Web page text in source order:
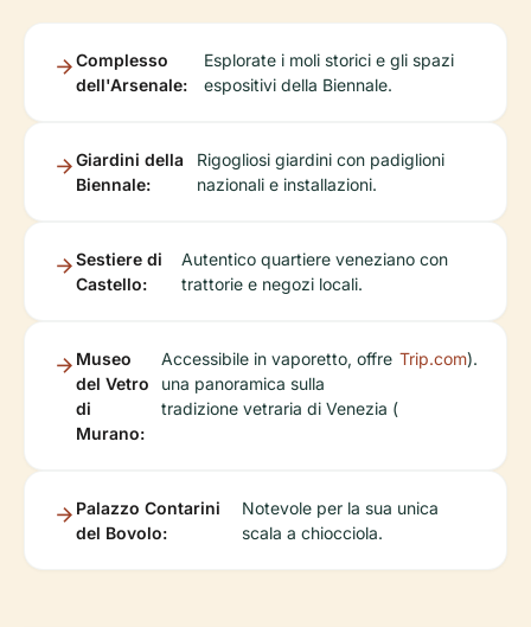
Complesso
dell'Arsenale:
Esplorate i moli storici e gli spazi
espositivi della Biennale.
Giardini della
Biennale:
Rigogliosi giardini con padiglioni
nazionali e installazioni.
Sestiere di
Castello:
Autentico quartiere veneziano con
trattorie e negozi locali.
Museo
del Vetro
di
Murano:
Accessibile in vaporetto, offre
una panoramica sulla
tradizione vetraria di Venezia (
Trip.com).
Palazzo Contarini
del Bovolo:
Notevole per la sua unica
scala a chiocciola.